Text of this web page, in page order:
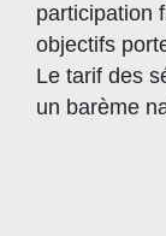
participation
objectifs
Le tarif des
un barème